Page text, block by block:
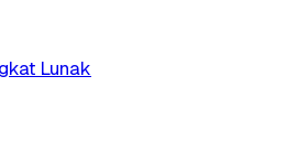
Lunak